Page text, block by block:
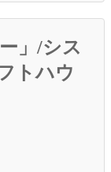
」/シス
トハウ